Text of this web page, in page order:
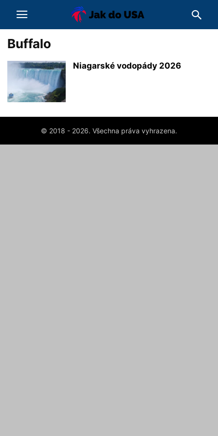
Buffalo
Niagarské vodopády 2026
© 2018 - 2026. Všechna práva vyhrazena.